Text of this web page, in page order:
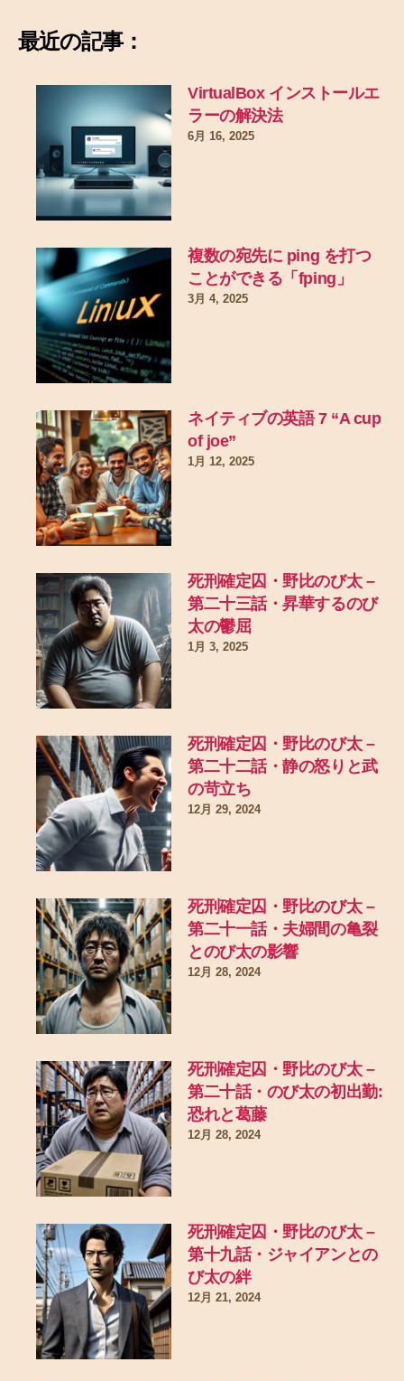
最近の記事：
VirtualBox インストールエ
ラーの解決法
6月 16, 2025
複数の宛先に ping を打つ
ことができる「fping」
3月 4, 2025
ネイティブの英語 7 “A cup
of joe”
1月 12, 2025
死刑確定囚・野比のび太 –
第二十三話・昇華するのび
太の鬱屈
1月 3, 2025
死刑確定囚・野比のび太 –
第二十二話・静の怒りと武
の苛立ち
12月 29, 2024
死刑確定囚・野比のび太 –
第二十一話・夫婦間の亀裂
とのび太の影響
12月 28, 2024
死刑確定囚・野比のび太 –
第二十話・のび太の初出勤:
恐れと葛藤
12月 28, 2024
死刑確定囚・野比のび太 –
第十九話・ジャイアンとの
び太の絆
12月 21, 2024